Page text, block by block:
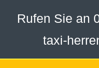
InhaltRufen Sie an
taxi-